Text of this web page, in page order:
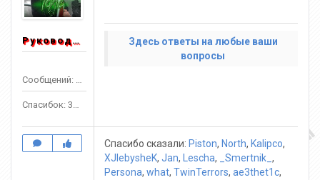
Руководитель
Сообщений: 1553
Спасибок: 3303
Здесь ответы на любые ваши
вопросы
Спасибо сказали: Piston, North, Kalipco,
XJlebysheK, Jan, Lescha, _Smertnik_ ,
Persona, what, TwinTerrors, ae3thet1c,